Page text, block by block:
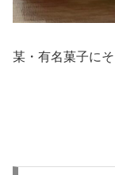
某・有名菓子に